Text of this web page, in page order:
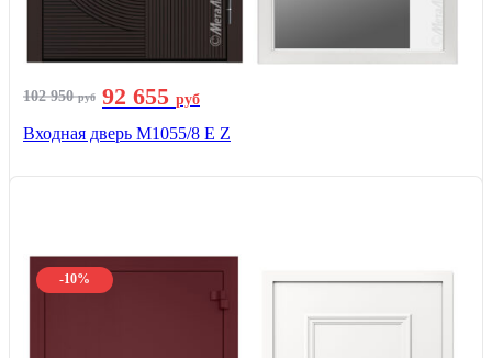
102 950руб 92 655 руб
Входная дверь М1055/8 Е Z
-10%